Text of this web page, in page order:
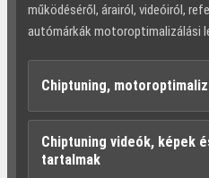
működéséről, árairól, videóiról,
autómárkák motoroptimalizálási
Chiptuning,
Chiptuning videók, képek
tartalmak